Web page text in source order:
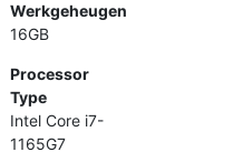
Werkgeheugen
16GB
Processor
Type
Intel Core i7-
1165G7